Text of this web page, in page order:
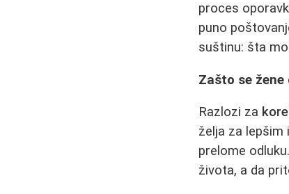
proces
puno
suštinu: šta
Zašto se
Razlozi za
želja za
prelome
života, a da